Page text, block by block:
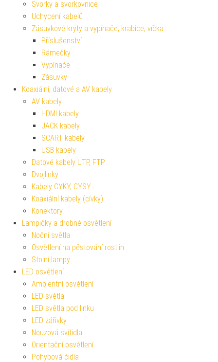
Svorky a svorkovnice
Uchycení kabelů
Zásuvkové kryty a vypínače, krabice, víčka
Příslušenství
Rámečky
Vypínače
Zásuvky
Koaxiální, datové a AV kabely
AV kabely
HDMI kabely
JACK kabely
SCART kabely
USB kabely
Datové kabely UTP, FTP
Dvojlinky
Kabely CYKY, CYSY
Koaxiální kabely (cívky)
Konektory
Lampičky a drobné osvětlení
Noční světla
Osvětlení na pěstování rostlin
Stolní lampy
LED osvětlení
Ambientní osvětlení
LED světla
LED světla pod linku
LED zářivky
Nouzová svítidla
Orientační osvětlení
Pohybová čidla